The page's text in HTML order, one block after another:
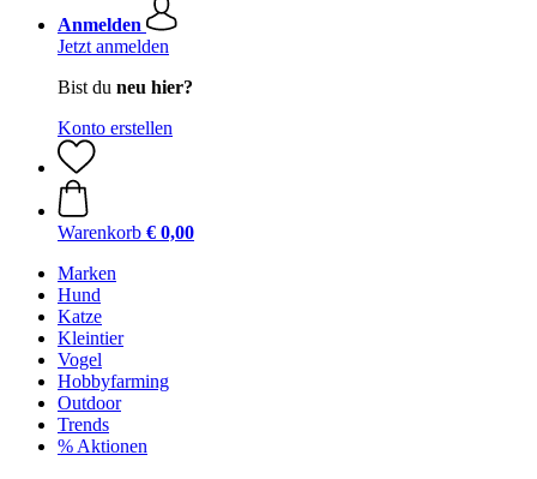
Anmelden
Jetzt anmelden
Bist du neu hier?
Konto erstellen
Warenkorb € 0,00
Marken
Hund
Katze
Kleintier
Vogel
Hobbyfarming
Outdoor
Trends
% Aktionen